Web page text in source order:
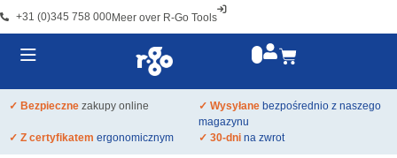
+31 (0)345 758 000Meer over R-Go Tools
✓ Bezpieczne zakupy online ✓ Wysyłane bezpośrednio z naszego
magazynu
✓ Z certyfikatem ergonomicznym ✓ 30-dni na zwrot